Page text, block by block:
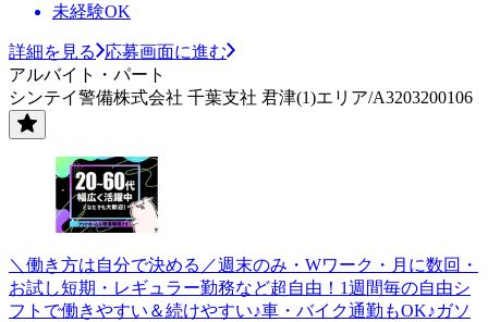
未経験OK
詳細を見る
応募画面に進む
アルバイト・パート
シンテイ警備株式会社 千葉支社 君津(1)エリア/A3203200106
＼働き方は自分で決める／週末のみ・Wワーク・月に数回・
お試し短期・レギュラー勤務など超自由！1週間毎の自由シ
フトで働きやすい＆続けやすい♪車・バイク通勤もOK♪ガソ